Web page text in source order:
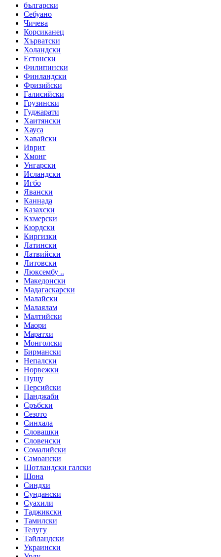
български
Себуано
Чичева
Корсиканец
Хърватски
Холандски
Естонски
Филипински
Финландски
Фризийски
Галисийски
Грузински
Гуджарати
Хаитянски
Хауса
Хавайски
Иврит
Хмонг
Унгарски
Исландски
Игбо
Явански
Каннада
Казахски
Кхмерски
Кюрдски
Киргизки
Латински
Латвийски
Литовски
Люксембу ..
Македонски
Мадагаскарски
Малайски
Малаялам
Малтийски
Маори
Маратхи
Монголски
Бирмански
Непалски
Норвежки
Пущу
Персийски
Панджаби
Сръбски
Сезото
Синхала
Словашки
Словенски
Сомалийски
Самоански
Шотландски галски
Шона
Синдхи
Сундански
Суахили
Таджикски
Тамилски
Телугу
Тайландски
Украински